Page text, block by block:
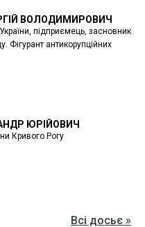
ВОЛОДИМИРОВИЧ
підприємець, засновник
Фігурант антикорупційних
ЮРІЙОВИЧ
Кривого Рогу
Всі досьє »